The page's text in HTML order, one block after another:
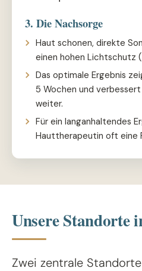
3. Die Nachsorge
Haut schonen, direkte
einen hohen Lichtschutz
Das optimale Ergebnis
5 Wochen und
weiter.
Für ein langanhaltendes
Hauttherapeutin oft eine
Unsere Standorte
Zwei zentrale